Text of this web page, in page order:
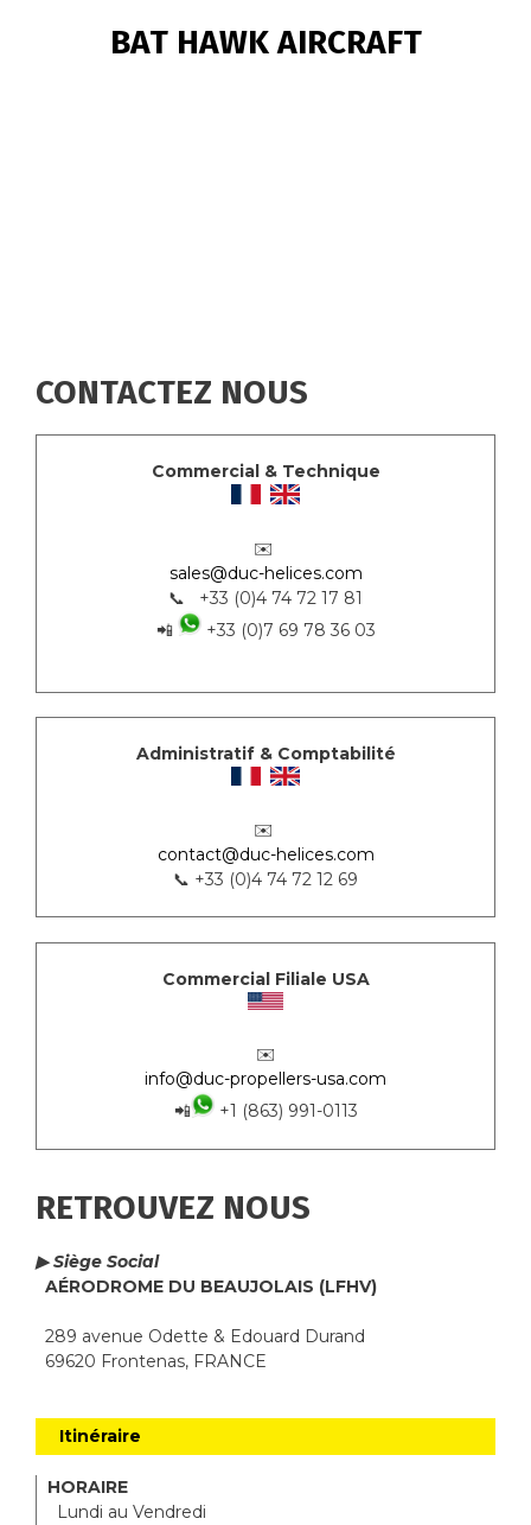
D'ARIANE
BAT HAWK AIRCRAFT
CONTACTEZ NOUS
Commercial & Technique
✉️
sales@duc-helices.com
📞 +33 (0)4 74 72 17 81
📲
+33 (0)7 69 78 36 03
Administratif & Comptabilité
✉️
contact@duc-helices.com
📞 +33 (0)4 74 72 12 69
Commercial Filiale USA
✉️
info@duc-propellers-usa.com
📲
+1 (863) 991-0113
RETROUVEZ NOUS
▶ Siège Social
AÉRODROME DU BEAUJOLAIS (LFHV)
289 avenue Odette & Edouard Durand
69620 Frontenas, FRANCE
Itinéraire
HORAIRE
Lundi au Vendredi